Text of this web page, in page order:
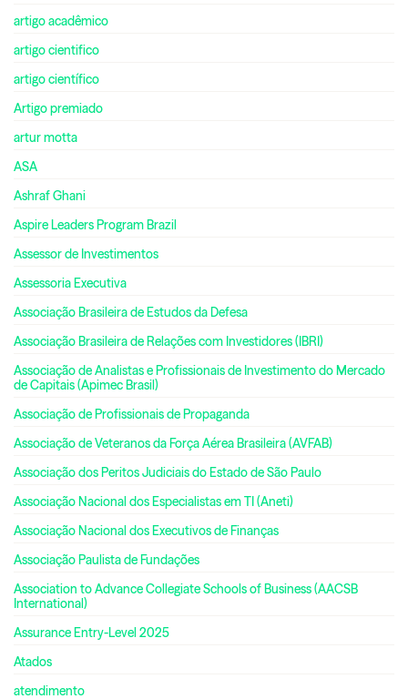
artigo acadêmico
artigo cientifico
artigo científico
Artigo premiado
artur motta
ASA
Ashraf Ghani
Aspire Leaders Program Brazil
Assessor de Investimentos
Assessoria Executiva
Associação Brasileira de Estudos da Defesa
Associação Brasileira de Relações com Investidores (IBRI)
Associação de Analistas e Profissionais de Investimento do Mercado
de Capitais (Apimec Brasil)
Associação de Profissionais de Propaganda
Associação de Veteranos da Força Aérea Brasileira (AVFAB)
Associação dos Peritos Judiciais do Estado de São Paulo
Associação Nacional dos Especialistas em TI (Aneti)
Associação Nacional dos Executivos de Finanças
Associação Paulista de Fundações
Association to Advance Collegiate Schools of Business (AACSB
International)
Assurance Entry-Level 2025
Atados
atendimento